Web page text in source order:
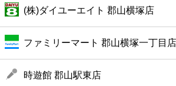
銀行
公共
(株)ダイユーエイト 郡山横塚店
ファミリーマート 郡山横塚一丁目店
時遊館 郡山駅東店